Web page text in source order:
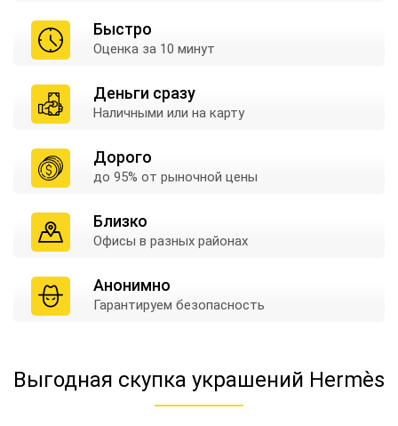
Быстро
Оценка за 10 минут
Деньги сразу
Наличными или на карту
Дорого
до 95% от рыночной цены
Близко
Офисы в разных районах
Анонимно
Гарантируем безопасность
Выгодная скупка украшений Hermès